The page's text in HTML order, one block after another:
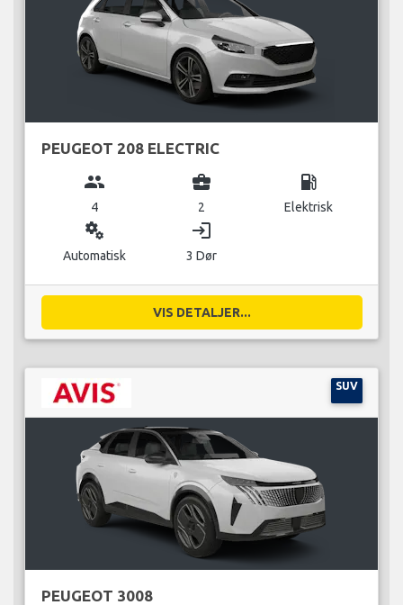
PEUGEOT 208 ELECTRIC
group
4
business_center
2
local_gas_station
Elektrisk
miscellaneous_services
Automatisk
login
3 Dør
VIS DETALJER...
SUV
PEUGEOT 3008